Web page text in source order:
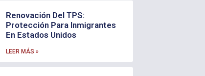
Renovación Del TPS:
Protección Para Inmigrantes
En Estados Unidos
LEER MÁS »